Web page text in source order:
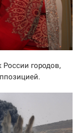
городов,